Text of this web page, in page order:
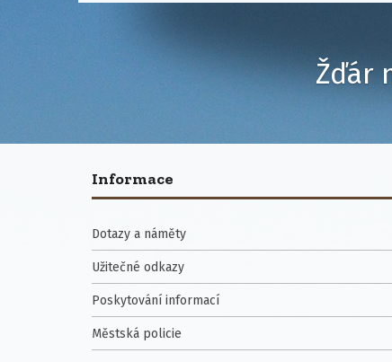
Žďár
Informace
Dotazy a náměty
Užitečné odkazy
Poskytování informací
Městská policie